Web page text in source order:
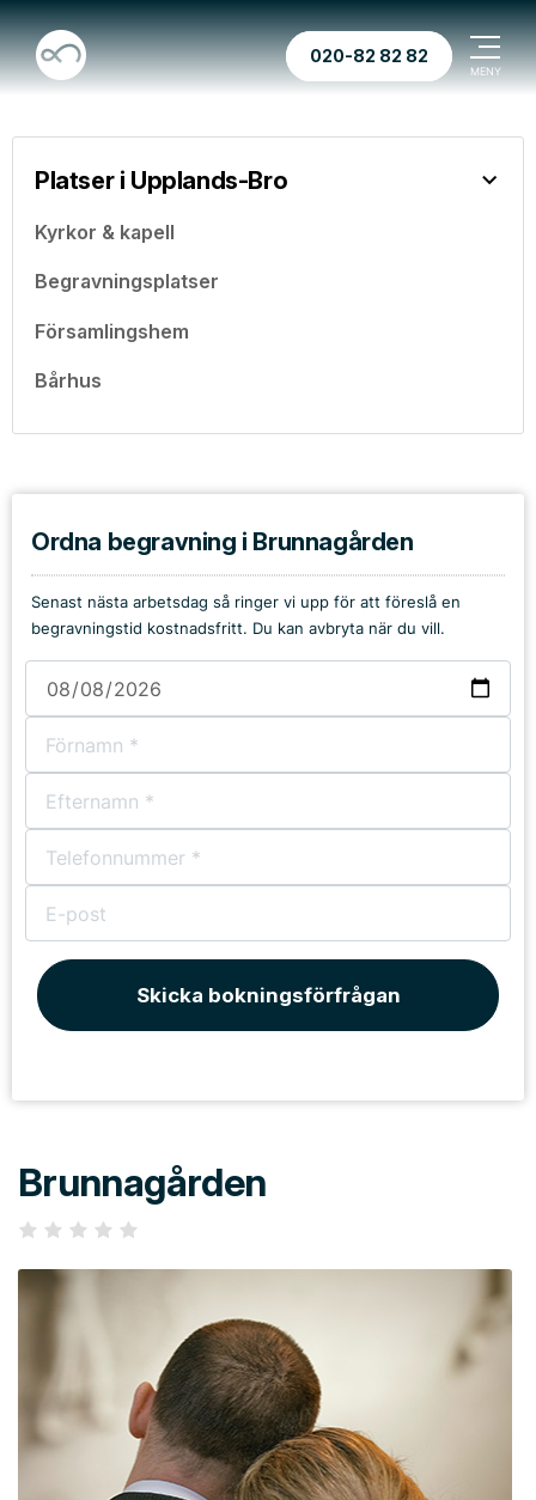
020-82 82 82
Platser i Upplands-Bro
Kyrkor & kapell
Begravningsplatser
Församlingshem
Bårhus
Ordna begravning i Brunnagården
Senast nästa arbetsdag så ringer vi upp för att föreslå en
begravningstid kostnadsfritt. Du kan avbryta när du vill.
Skicka bokningsförfrågan
Brunnagården